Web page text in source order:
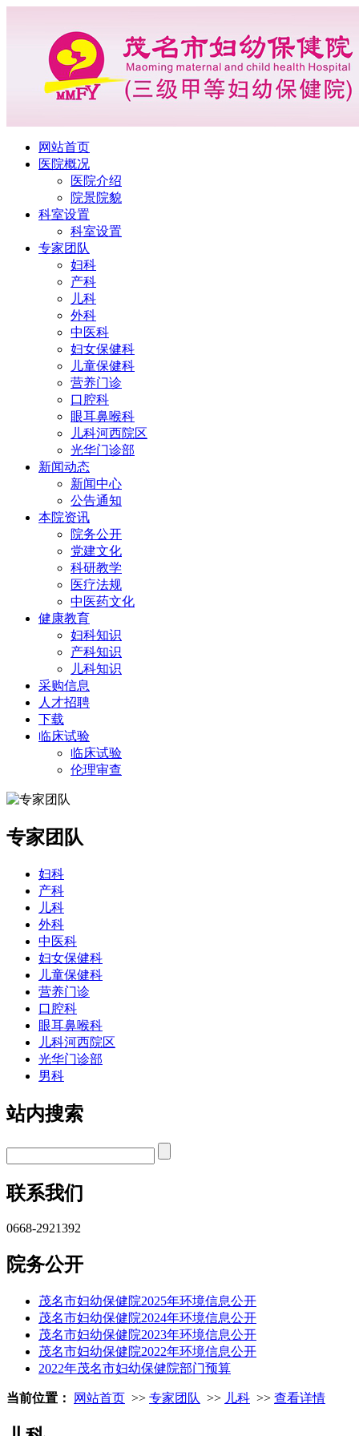
网站首页
医院概况
医院介绍
院景院貌
科室设置
科室设置
专家团队
妇科
产科
儿科
外科
中医科
妇女保健科
儿童保健科
营养门诊
口腔科
眼耳鼻喉科
儿科河西院区
光华门诊部
新闻动态
新闻中心
公告通知
本院资讯
院务公开
党建文化
科研教学
医疗法规
中医药文化
健康教育
妇科知识
产科知识
儿科知识
采购信息
人才招聘
下载
临床试验
临床试验
伦理审查
专家团队
妇科
产科
儿科
外科
中医科
妇女保健科
儿童保健科
营养门诊
口腔科
眼耳鼻喉科
儿科河西院区
光华门诊部
男科
站内搜索
联系我们
0668-2921392
院务公开
茂名市妇幼保健院2025年环境信息公开
茂名市妇幼保健院2024年环境信息公开
茂名市妇幼保健院2023年环境信息公开
茂名市妇幼保健院2022年环境信息公开
2022年茂名市妇幼保健院部门预算
当前位置： 网站首页 >> 专家团队 >> 儿科 >> 查看详情